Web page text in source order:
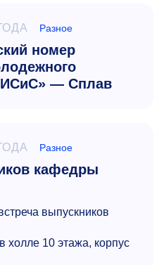
Разное
номер
— Сплав
Разное
кафедры
выпускников
холле 10 этажа, корпус